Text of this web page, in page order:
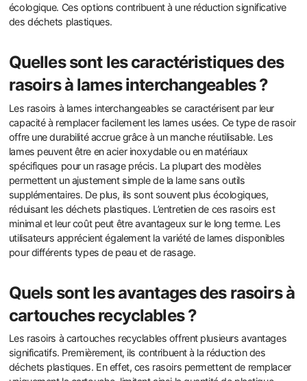
écologique. Ces options contribuent à une réduction significative
des déchets plastiques.
Quelles sont les caractéristiques des
rasoirs à lames interchangeables ?
Les rasoirs à lames interchangeables se caractérisent par leur
capacité à remplacer facilement les lames usées. Ce type de rasoir
offre une durabilité accrue grâce à un manche réutilisable. Les
lames peuvent être en acier inoxydable ou en matériaux
spécifiques pour un rasage précis. La plupart des modèles
permettent un ajustement simple de la lame sans outils
supplémentaires. De plus, ils sont souvent plus écologiques,
réduisant les déchets plastiques. L’entretien de ces rasoirs est
minimal et leur coût peut être avantageux sur le long terme. Les
utilisateurs apprécient également la variété de lames disponibles
pour différents types de peau et de rasage.
Quels sont les avantages des rasoirs à
cartouches recyclables ?
Les rasoirs à cartouches recyclables offrent plusieurs avantages
significatifs. Premièrement, ils contribuent à la réduction des
déchets plastiques. En effet, ces rasoirs permettent de remplacer